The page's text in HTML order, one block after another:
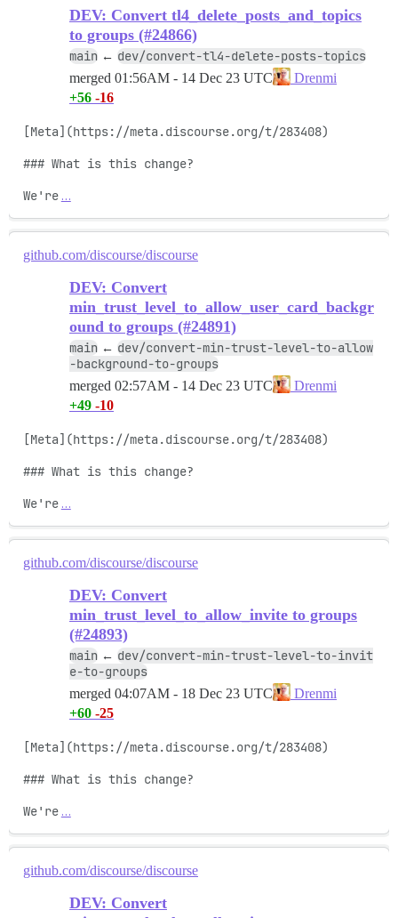
DEV: Convert tl4_delete_posts_and_topics
to groups (#24866)
main ← dev/convert-tl4-delete-posts-topics
merged 01:56AM - 14 Dec 23 UTC
Drenmi
+56 -16
[Meta](https://meta.discourse.org/t/283408)
### What is this change?
We're …
github.com/discourse/discourse
DEV: Convert
min_trust_level_to_allow_user_card_backgr
ound to groups (#24891)
main ← dev/convert-min-trust-level-to-allow
-background-to-groups
merged 02:57AM - 14 Dec 23 UTC
Drenmi
+49 -10
[Meta](https://meta.discourse.org/t/283408)
### What is this change?
We're …
github.com/discourse/discourse
DEV: Convert
min_trust_level_to_allow_invite to groups
(#24893)
main ← dev/convert-min-trust-level-to-invit
e-to-groups
merged 04:07AM - 18 Dec 23 UTC
Drenmi
+60 -25
[Meta](https://meta.discourse.org/t/283408)
### What is this change?
We're …
github.com/discourse/discourse
DEV: Convert